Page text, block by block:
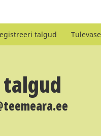
talgud
talgud